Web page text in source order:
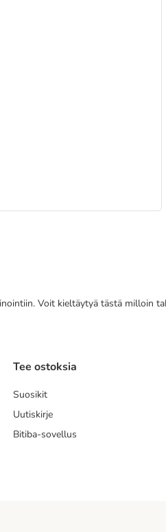
Voit kieltäytyä tästä milloin
Tee ostoksia
Suosikit
Uutiskirje
Bitiba-sovellus